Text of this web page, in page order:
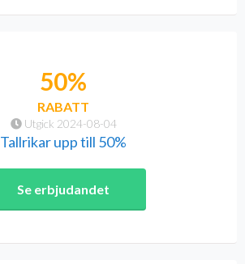
Utgick 2024-08-04
50%
RABATT
Tallrikar upp till 50%
Se erbjudandet